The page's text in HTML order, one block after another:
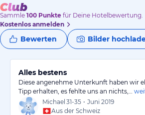
Sammle 100 Punkte für Deine Hotelbewertung.
Kostenlos anmelden
Bewerten Bilder
Alles bestens
Diese angenehme Unterkunft haben wir
Tipp erhalten, es fehlte uns an nichts,…
Michael 31-35 • Juni 2019
Aus der Schweiz